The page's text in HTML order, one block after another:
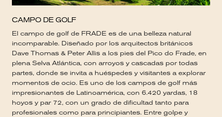
CAMPO DE GOLF
El campo de golf de FRADE es de una belleza natural
incomparable. Diseñado por los arquitectos británicos
Dave Thomas & Peter Allis a los pies del Pico do Frade, en
plena Selva Atlántica, con arroyos y cascadas por todas
partes, donde se invita a huéspedes y visitantes a explorar
momentos de ocio. Es uno de los campos de golf más
impresionantes de Latinoamérica, con 6.420 yardas, 18
hoyos y par 72, con un grado de dificultad tanto para
profesionales como para principiantes. Entre golpe y